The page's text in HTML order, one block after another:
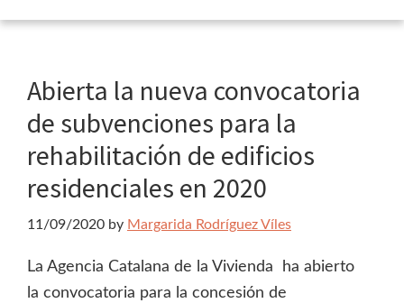
Abierta la nueva convocatoria
de subvenciones para la
rehabilitación de edificios
residenciales en 2020
11/09/2020 by Margarida Rodríguez Víles
La Agencia Catalana de la Vivienda ha abierto
la convocatoria para la concesión de